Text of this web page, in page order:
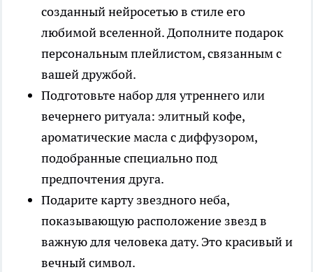
созданный нейросетью в стиле его
любимой вселенной. Дополните подарок
персональным плейлистом, связанным с
вашей дружбой.
Подготовьте набор для утреннего или
вечернего ритуала: элитный кофе,
ароматические масла с диффузором,
подобранные специально под
предпочтения друга.
Подарите карту звездного неба,
показывающую расположение звезд в
важную для человека дату. Это красивый и
вечный символ.